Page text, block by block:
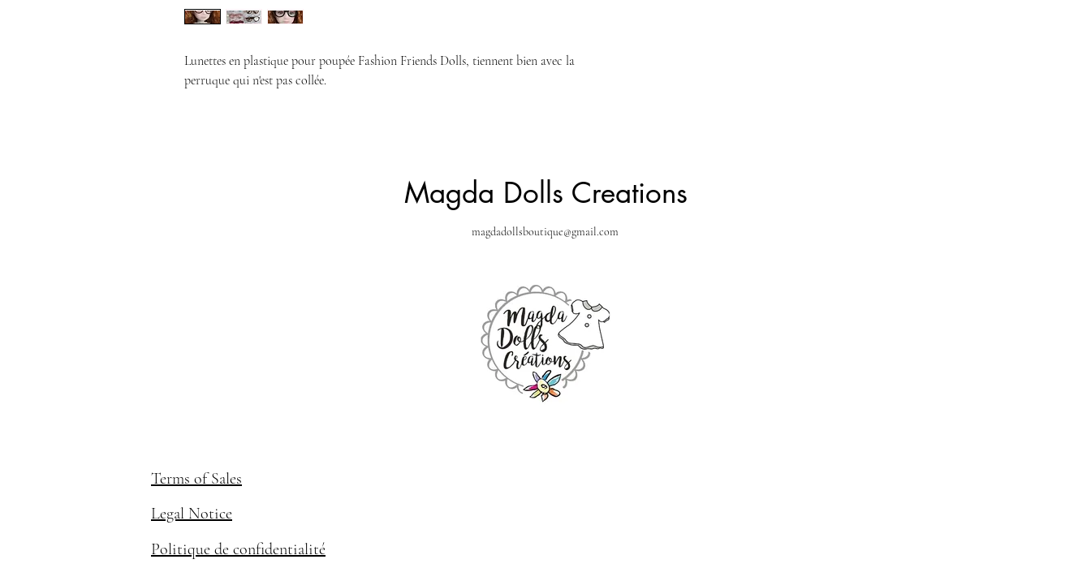
Lunettes en plastique pour poupée Fashion Friends Dolls, tiennent bien avec la
perruque qui n'est pas collée.
Magda Dolls Creations
magdadollsboutique@gmail.com
Terms of Sales
Legal Notice
Politique de confidentialité